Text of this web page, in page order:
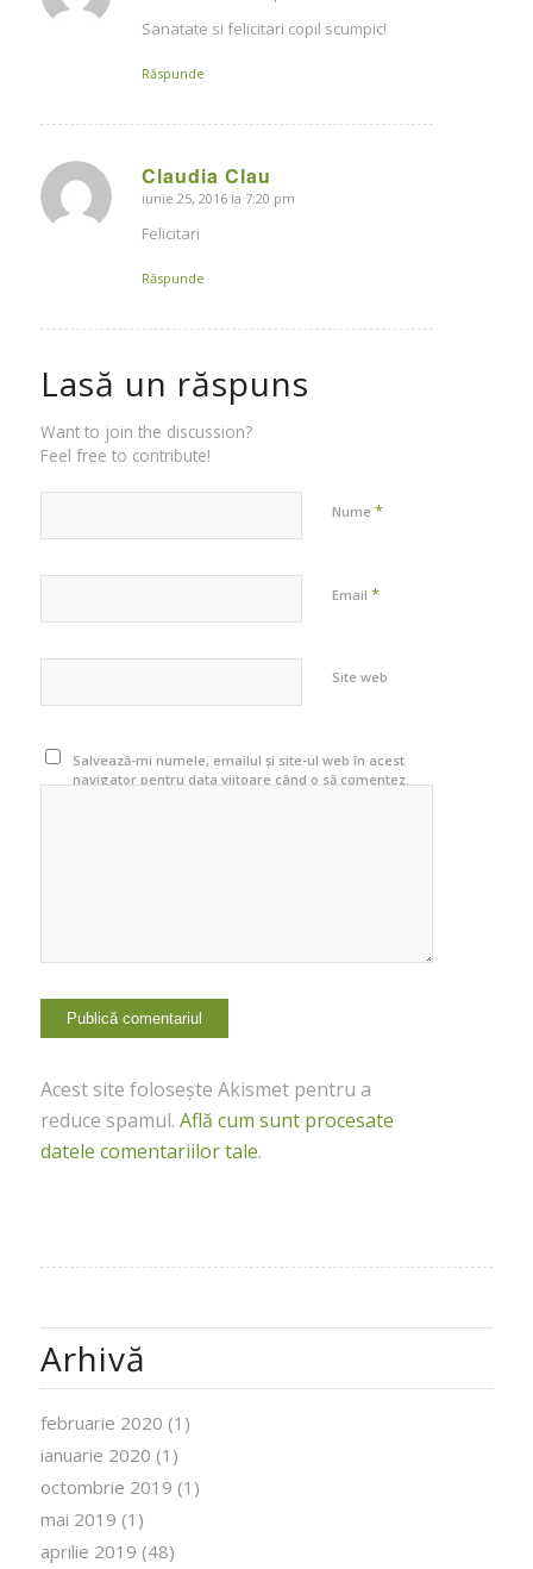
Sanatate si felicitari copil scumpic!
Răspunde
Claudia Clau
says:
iunie 25, 2016 la 7:20 pm
Felicitari
Răspunde
Lasă un răspuns
Want to join the discussion?
Feel free to contribute!
Nume *
Email *
Site web
Salvează-mi numele, emailul și site-ul web în acest
navigator pentru data viitoare când o să comentez.
Acest site folosește Akismet pentru a
reduce spamul. Află cum sunt procesate
datele comentariilor tale.
Arhivă
februarie 2020 (1)
ianuarie 2020 (1)
octombrie 2019 (1)
mai 2019 (1)
aprilie 2019 (48)